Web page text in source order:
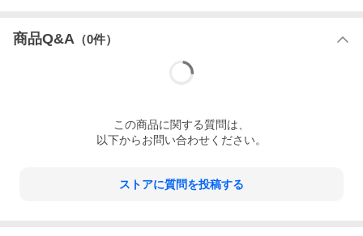
商品Q&A （0件）
この商品に関する質問は、
以下からお問い合わせください。
ストアに質問を投稿する